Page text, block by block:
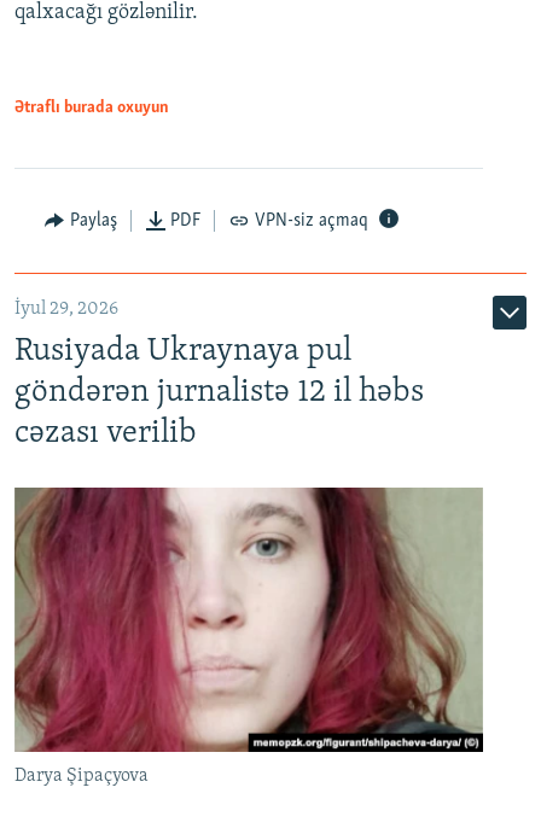
qalxacağı gözlənilir.
Ətraflı burada oxuyun
Paylaş PDF VPN-siz açmaq
İyul 29, 2026
Rusiyada Ukraynaya pul
göndərən jurnalistə 12 il həbs
cəzası verilib
Darya Şipaçyova